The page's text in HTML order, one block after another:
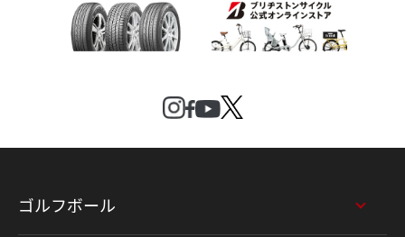
ゴルフボール